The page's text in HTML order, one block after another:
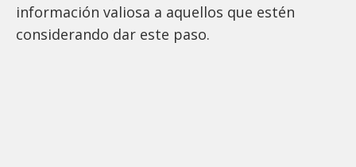
información valiosa a aquellos que estén
considerando dar este paso.